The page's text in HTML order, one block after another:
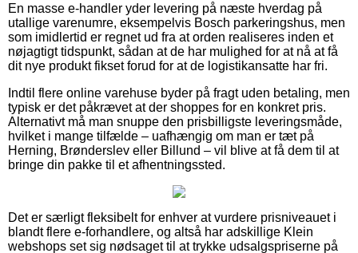
En masse e-handler yder levering på næste hverdag på
utallige varenumre, eksempelvis Bosch parkeringshus, men
som imidlertid er regnet ud fra at orden realiseres inden et
nøjagtigt tidspunkt, sådan at de har mulighed for at nå at få
dit nye produkt fikset forud for at de logistikansatte har fri.
Indtil flere online varehuse byder på fragt uden betaling, men
typisk er det påkrævet at der shoppes for en konkret pris.
Alternativt må man snuppe den prisbilligste leveringsmåde,
hvilket i mange tilfælde – uafhængig om man er tæt på
Herning, Brønderslev eller Billund – vil blive at få dem til at
bringe din pakke til et afhentningssted.
Det er særligt fleksibelt for enhver at vurdere prisniveauet i
blandt flere e-forhandlere, og altså har adskillige Klein
webshops set sig nødsaget til at trykke udsalgspriserne på